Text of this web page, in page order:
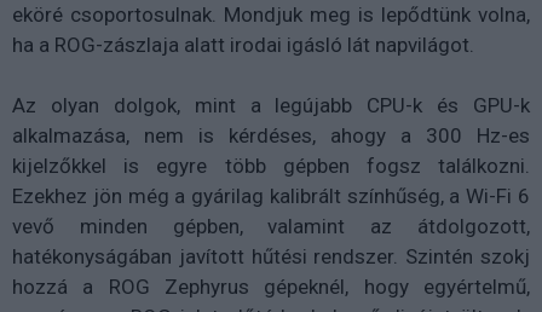
eköré csoportosulnak. Mondjuk meg is lepődtünk volna,
ha a ROG-zászlaja alatt irodai igásló lát napvilágot.
Az olyan dolgok, mint a legújabb CPU-k és GPU-k
alkalmazása, nem is kérdéses, ahogy a 300 Hz-es
kijelzőkkel is egyre több gépben fogsz találkozni.
Ezekhez jön még a gyárilag kalibrált színhűség, a Wi-Fi 6
vevő minden gépben, valamint az átdolgozott,
hatékonyságában javított hűtési rendszer. Szintén szokj
hozzá a ROG Zephyrus gépeknél, hogy egyértelmű,